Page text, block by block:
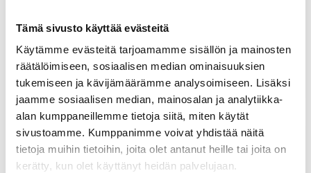
Tämä sivusto käyttää evästeitä
Käytämme evästeitä tarjoamamme sisällön ja mainosten
räätälöimiseen, sosiaalisen median ominaisuuksien
tukemiseen ja kävijämäärämme analysoimiseen. Lisäksi
jaamme sosiaalisen median, mainosalan ja analytiikka-
alan kumppaneillemme tietoja siitä, miten käytät
sivustoamme. Kumppanimme voivat yhdistää näitä
tietoja muihin tietoihin, joita olet antanut heille tai joita on
kerätty, kun olet käyttänyt heidän palvelujaan.
lisenssit eivät siis [...]
LUE LISÄÄ